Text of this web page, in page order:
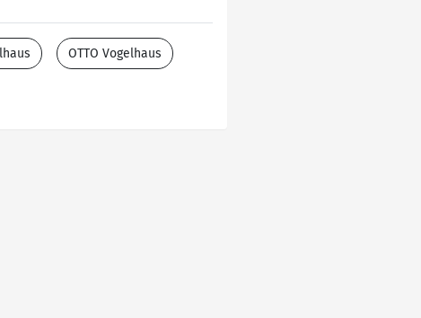
OTTO Vogelhaus